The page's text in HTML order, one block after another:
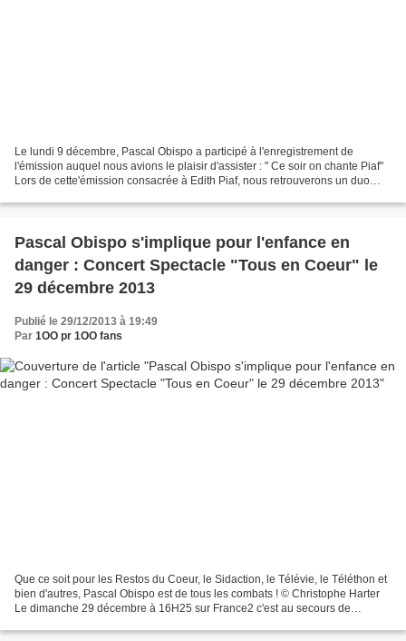
Le lundi 9 décembre, Pascal Obispo a participé à l'enregistrement de
l'émission auquel nous avions le plaisir d'assister : " Ce soir on chante Piaf"
Lors de cette'émission consacrée à Edith Piaf, nous retrouverons un duo
Pascal Obispo s'implique pour l'enfance en
danger : Concert Spectacle "Tous en Coeur" le
29 décembre 2013
Publié le 29/12/2013 à 19:49
Par 1OO pr 1OO fans
Que ce soit pour les Restos du Coeur, le Sidaction, le Télévie, le Téléthon et
bien d'autres, Pascal Obispo est de tous les combats ! © Christophe Harter
Le dimanche 29 décembre à 16H25 sur France2 c'est au secours de